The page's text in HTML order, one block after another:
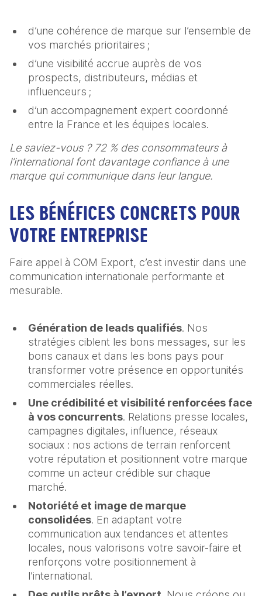
d’une cohérence de marque sur l’ensemble de
vos marchés prioritaires ;
d’une visibilité accrue auprès de vos
prospects, distributeurs, médias et
influenceurs ;
d’un accompagnement expert coordonné
entre la France et les équipes locales.
Le saviez-vous ? 72 % des consommateurs à
l’international font davantage confiance à une
marque qui communique dans leur langue.
LES BÉNÉFICES CONCRETS POUR
VOTRE ENTREPRISE
Faire appel à COM Export, c’est investir dans une
communication internationale performante et
mesurable.
Génération de leads qualifiés. Nos
stratégies ciblent les bons messages, sur les
bons canaux et dans les bons pays pour
transformer votre présence en opportunités
commerciales réelles.
Une crédibilité et visibilité renforcées face
à vos concurrents. Relations presse locales,
campagnes digitales, influence, réseaux
sociaux : nos actions de terrain renforcent
votre réputation et positionnent votre marque
comme un acteur crédible sur chaque
marché.
Notoriété et image de marque
consolidées. En adaptant votre
communication aux tendances et attentes
locales, nous valorisons votre savoir-faire et
renforçons votre positionnement à
l’international.